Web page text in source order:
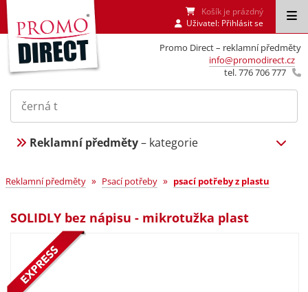
Promo Direct – reklamní předměty
info@promodirect.cz
tel. 776 706 777
Košík je prázdný
Uživatel: Přihlásit se
Reklamní předměty– kategorie
Reklamní předměty » Psací potřeby » psací potřeby z plastu
SOLIDLY bez nápisu - mikrotužka plast